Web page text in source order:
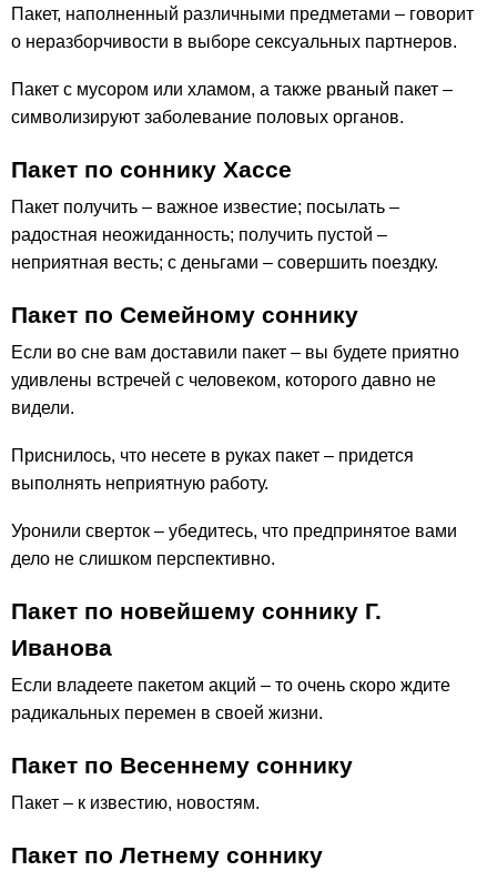
Пакет, наполненный различными предметами – говорит
о неразборчивости в выборе сексуальных партнеров.
Пакет с мусором или хламом, а также рваный пакет –
символизируют заболевание половых органов.
Пакет по соннику Хассе
Пакет получить – важное известие; посылать –
радостная неожиданность; получить пустой –
неприятная весть; с деньгами – совершить поездку.
Пакет по Семейному соннику
Если во сне вам доставили пакет – вы будете приятно
удивлены встречей с человеком, которого давно не
видели.
Приснилось, что несете в руках пакет – придется
выполнять неприятную работу.
Уронили сверток – убедитесь, что предпринятое вами
дело не слишком перспективно.
Пакет по новейшему соннику Г.
Иванова
Если владеете пакетом акций – то очень скоро ждите
радикальных перемен в своей жизни.
Пакет по Весеннему соннику
Пакет – к известию, новостям.
Пакет по Летнему соннику